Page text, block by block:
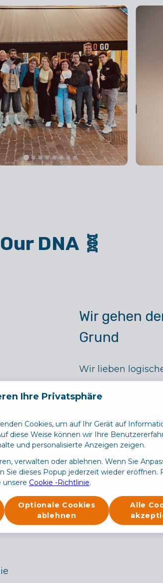
Our DNA 🧬
Wir gehen
Grund
Wir lieben
tief in ein
verstehen, was
Team dafür, dass
Prozesse
bleiben.
Ihre Privatsphäre
Cookies, um auf Ihr Gerät auf
diese Weise können wir Ihre
und personalisierte Anzeigen zeigen.
verwalten oder ablehnen. Wenn Sie
Sie dieses Popup jederzeit wieder eröffnen.
unsere Cookie -Richtlinie.
Optionale Cookies
ablehnen
Alle